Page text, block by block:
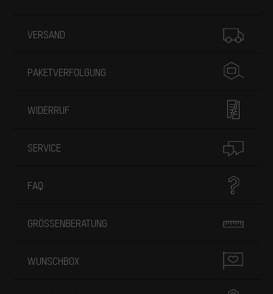
VERSAND
PAKETVERFOLGUNG
WIDERRUF
SERVICE
FAQ
GRÖSSENBERATUNG
WUNSCHBOX